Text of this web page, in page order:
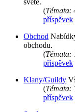
(Témata:
příspěvek
Obchod
obchodu.
(Témata:
příspěvek
Klany/Guildy
(Témata:
příspěvek